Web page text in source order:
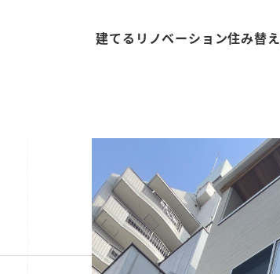
建てる リノベーション住み替え